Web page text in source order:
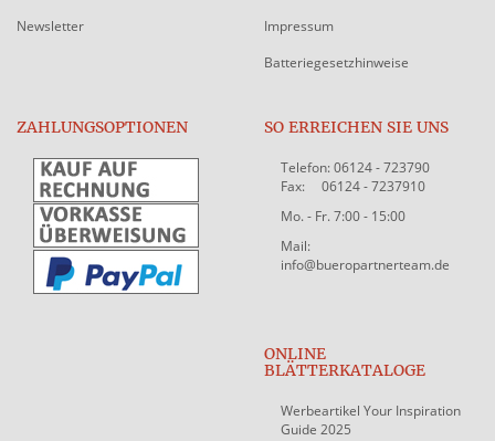
Newsletter
Impressum
Batteriegesetzhinweise
ZAHLUNGSOPTIONEN SO ERREICHEN SIE UNS
Telefon: 06124 - 723790
Fax: 06124 - 7237910
Mo. - Fr. 7:00 - 15:00
Mail:
info@bueropartnerteam.de
ONLINE
BLÄTTERKATALOGE
Werbeartikel Your Inspiration
Guide 2025